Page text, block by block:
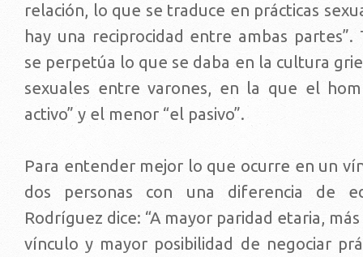
relación, lo que se traduce en prácticas
hay una reciprocidad entre ambas partes”.
se perpetúa lo que se daba en la cultura
sexuales entre varones, en la que el
activo” y el menor “el pasivo”.
Para entender mejor lo que ocurre en un
dos personas con una diferencia de
Rodríguez dice: “A mayor paridad etaria,
vínculo y mayor posibilidad de negociar